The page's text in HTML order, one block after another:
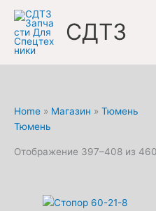
содержимому СДТЗ
Home » Магазин » Тюмень
Тюмень
Отображение 397–408 из 460